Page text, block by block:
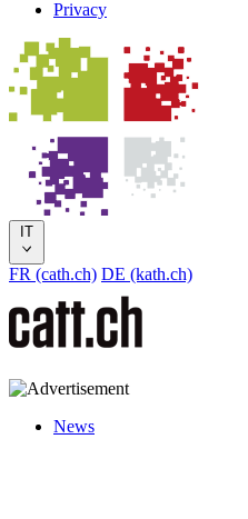
Privacy
IT
FR (cath.ch) DE (kath.ch)
News